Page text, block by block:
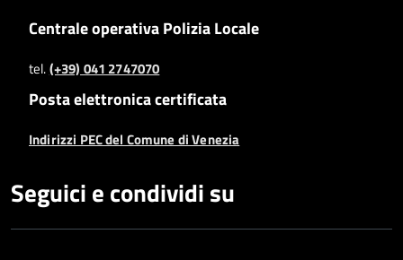
Centrale operativa Polizia Locale
tel.(+39) 041 2747070
Posta elettronica certificata
Indirizzi PEC del Comune di Venezia
Seguici e condividi su